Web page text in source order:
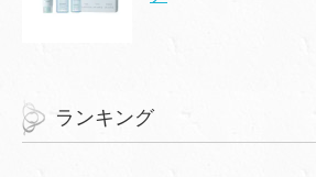
ランキング